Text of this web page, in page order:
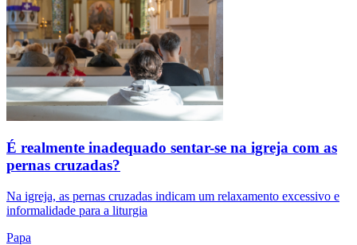
É realmente inadequado sentar-se na igreja com as
pernas cruzadas?
Na igreja, as pernas cruzadas indicam um relaxamento excessivo e
informalidade para a liturgia
Papa